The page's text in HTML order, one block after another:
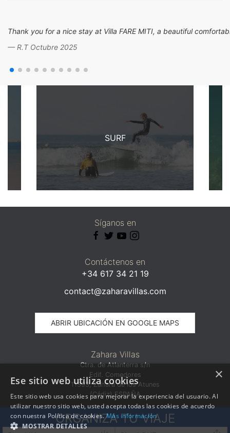
ORGANIZA TU VIAJE
Thank you for a nice stay at Villa FARE MITI, a beautiful
R.T Octubre 2025
SURF
Síganos en
Contáctenos en
+34 617 34 21 19
contact@zaharavillas.com
ABRIR UBICACIÓN EN GOOGLE MAPS
Zahara Villas
Ctra. de Atlanterra s/n
Edif. Comedores
11393, Zahara de los Atunes
(Cádiz) ESPAÑA
Cádiz Properties SLU · Inscrita en el Registro Mercantil de Cádiz · CIF:
b72107667 · © Todos los derechos reservados ·
·
×
Ese sitio web utiliza cookies
Este sitio web usa cookies para mejorar la experiencia del usuario. Al
utilizar nuestro sitio web, usted acepta todas las cookies de acuerdo
con nuestra Política de cookies.Más información
MOSTRAR DETALLES